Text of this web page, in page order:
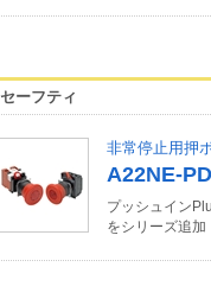
セーフティ
非常停止用押
A22NE-
プッシュイン
をシリーズ追加